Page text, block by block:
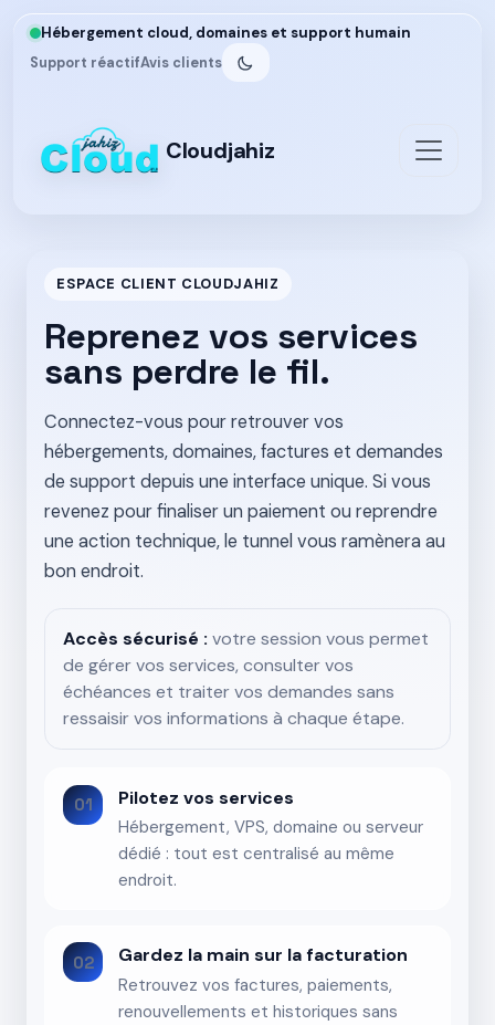
Hébergement cloud, domaines et support humain
Support réactifAvis clients
Cloudjahiz
ESPACE CLIENT CLOUDJAHIZ
Reprenez vos services
sans perdre le fil.
Connectez-vous pour retrouver vos
hébergements, domaines, factures et demandes
de support depuis une interface unique. Si vous
revenez pour finaliser un paiement ou reprendre
une action technique, le tunnel vous ramènera au
bon endroit.
Accès sécurisé : votre session vous permet
de gérer vos services, consulter vos
échéances et traiter vos demandes sans
ressaisir vos informations à chaque étape.
01 Pilotez vos services
Hébergement, VPS, domaine ou serveur
dédié : tout est centralisé au même
endroit.
02 Gardez la main sur la facturation
Retrouvez vos factures, paiements,
renouvellements et historiques sans